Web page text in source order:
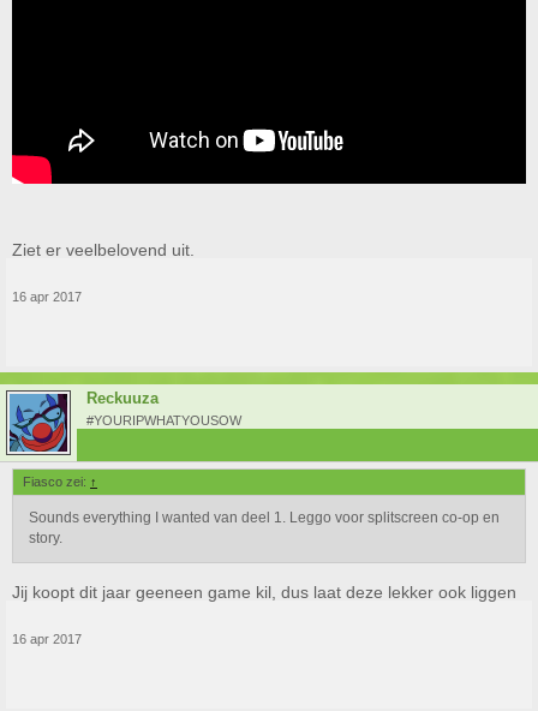
Ziet er veelbelovend uit.
16 apr 2017
Reckuuza
#YOURIPWHATYOUSOW
Fiasco zei: ↑
Sounds everything I wanted van deel 1. Leggo voor splitscreen co-op en
story.
Jij koopt dit jaar geeneen game kil, dus laat deze lekker ook liggen
16 apr 2017